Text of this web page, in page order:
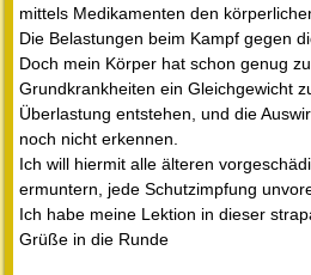
mittels Medikamenten den
Die Belastungen beim Kampf gegen
Doch mein Körper hat schon genug
Grundkrankheiten ein Gleichgewicht
Überlastung entstehen, und die
noch nicht erkennen.
Ich will hiermit alle älteren
ermuntern, jede Schutzimpfung
Ich habe meine Lektion in dieser
Grüße in die Runde